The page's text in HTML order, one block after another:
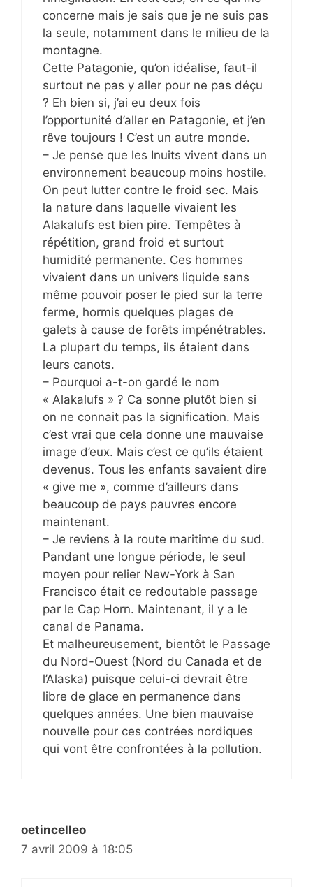
concerne mais je sais que je ne suis pas
la seule, notamment dans le milieu de la
montagne.
Cette Patagonie, qu’on idéalise, faut-il
surtout ne pas y aller pour ne pas déçu
? Eh bien si, j’ai eu deux fois
l’opportunité d’aller en Patagonie, et j’en
rêve toujours ! C’est un autre monde.
– Je pense que les Inuits vivent dans un
environnement beaucoup moins hostile.
On peut lutter contre le froid sec. Mais
la nature dans laquelle vivaient les
Alakalufs est bien pire. Tempêtes à
répétition, grand froid et surtout
humidité permanente. Ces hommes
vivaient dans un univers liquide sans
même pouvoir poser le pied sur la terre
ferme, hormis quelques plages de
galets à cause de forêts impénétrables.
La plupart du temps, ils étaient dans
leurs canots.
– Pourquoi a-t-on gardé le nom
« Alakalufs » ? Ca sonne plutôt bien si
on ne connait pas la signification. Mais
c’est vrai que cela donne une mauvaise
image d’eux. Mais c’est ce qu’ils étaient
devenus. Tous les enfants savaient dire
« give me », comme d’ailleurs dans
beaucoup de pays pauvres encore
maintenant.
– Je reviens à la route maritime du sud.
Pandant une longue période, le seul
moyen pour relier New-York à San
Francisco était ce redoutable passage
par le Cap Horn. Maintenant, il y a le
canal de Panama.
Et malheureusement, bientôt le Passage
du Nord-Ouest (Nord du Canada et de
l’Alaska) puisque celui-ci devrait être
libre de glace en permanence dans
quelques années. Une bien mauvaise
nouvelle pour ces contrées nordiques
qui vont être confrontées à la pollution.
oetincelleo
7 avril 2009 à 18:05